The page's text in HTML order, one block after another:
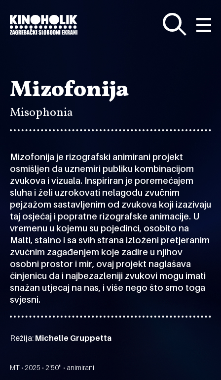
glavni
sadržaj
Mizofonija
Misophonia
Mizofonija je rizografski animirani projekt
osmišljen da uznemiri publiku kombinacijom
zvukova i vizuala. Inspiriran je poremećajem
sluha i želi uzrokovati nelagodu zvučnim
pejzažom sastavljenim od zvukova koji izazivaju
taj osjećaj i popratne rizografske animacije. U
vremenu u kojemu su pojedinci, osobito na
Malti, stalno i sa svih strana izloženi pretjeranim
zvučnim zagađenjem koje zadire u njihov
osobni prostor i mir, ovaj projekt naglašava
činjenicu da i najbezazleniji zvukovi mogu imati
snažan utjecaj na nas, i više nego što smo toga
svjesni.
Režija: Michelle Gruppetta
MT • 2025 • 2'50'' • animirani